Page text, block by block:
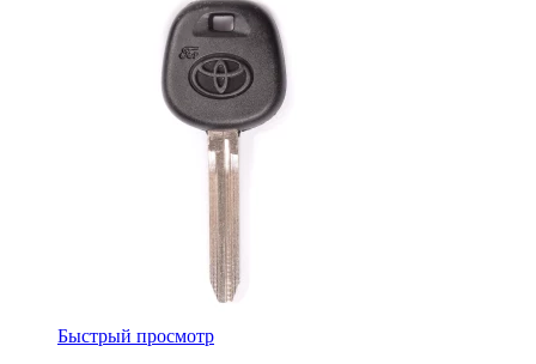
Быстрый просмотр